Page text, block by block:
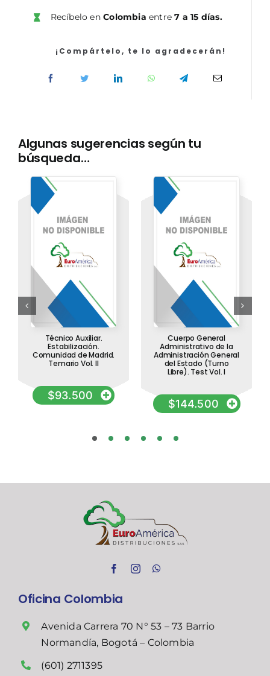
Recíbelo enColombia entre7 a 15 días.
¡Compártelo, te lo agradecerán!
Algunas sugerencias según tu
búsqueda…
Técnico Auxiliar.
Estabilización.
Comunidad de Madrid.
Temario Vol. II
$93.500
Cuerpo General
Administrativo de la
Administración General
del Estado (Turno
Libre). Test Vol. I
$144.500
Oficina Colombia
Avenida Carrera 70 N° 53 – 73 Barrio
Normandía, Bogotá – Colombia
(601) 2711395